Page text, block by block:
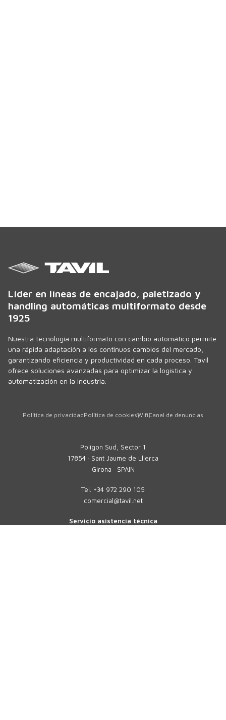
Líder en líneas de encajado, paletizado y
handling automáticas multiformato desde
1925
Nuestra tecnología multiformato con cambio automático permite
una rápida adaptación a los continuos cambios del mercado,
garantizando eficiencia y productividad en cada proceso. Tavil
ofrece soluciones avanzadas para optimizar la logística y
automatización en la industria.
Política de privacidadPolítica de cookiesWifiCanal de denuncias
Polígon Sud, Sector 1
17854 · Sant Jaume de Llierca
Girona · SPAIN
Tel. +34 972 290 105
comercial@tavil.net
Servicio asistencia técnica